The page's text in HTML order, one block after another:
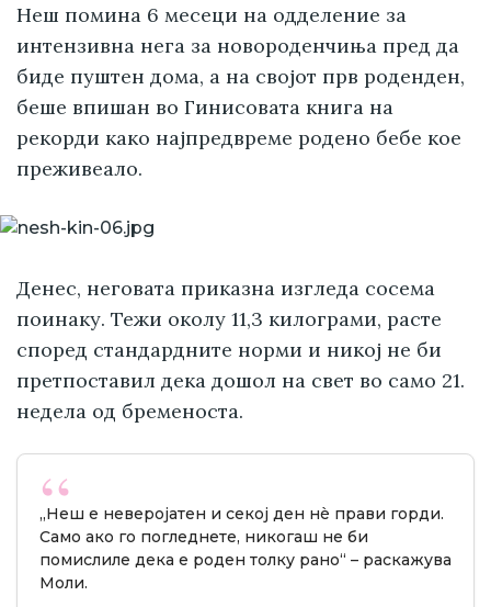
Неш помина 6 месеци на одделение за
интензивна нега за новороденчиња пред да
биде пуштен дома, а на својот прв роденден,
беше впишан во Гинисовата книга на
рекорди како најпредвреме родено бебе кое
преживеало.
Денес, неговата приказна изгледа сосема
поинаку. Тежи околу 11,3 килограми, расте
според стандардните норми и никој не би
претпоставил дека дошол на свет во само 21.
недела од бременоста.
„Неш е неверојатен и секој ден нè прави горди.
Само ако го погледнете, никогаш не би
помислиле дека е роден толку рано“ – раскажува
Моли.